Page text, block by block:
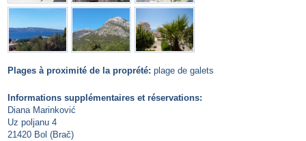
Plages à proximité de la proprété: plage de galets
Informations supplémentaires et réservations:
Diana Marinković
Uz poljanu 4
21420 Bol (Brač)